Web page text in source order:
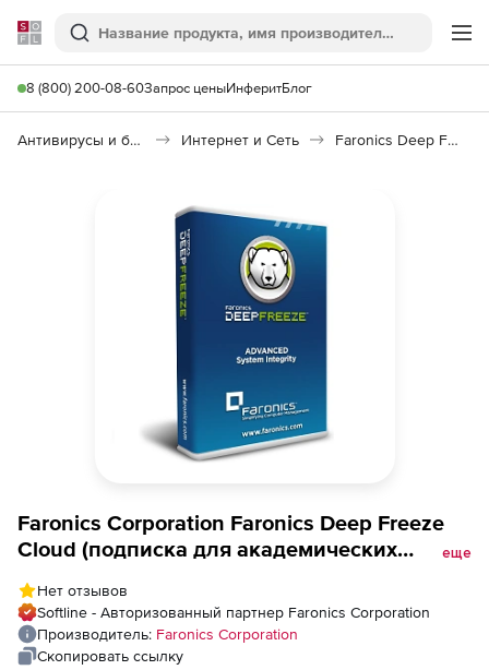
Softline
Поиск
8 (800) 200-08-60Запрос ценыИнферитБлог
Антивирусы и безопасность Интернет и Сеть Faronics Deep Freeze
Faronics Corporation Faronics Deep Freeze
Cloud (подписка для академических
еще
Нет отзывов
Softline - Авторизованный партнер Faronics Corporation
Производитель: Faronics Corporation
Скопировать ссылку